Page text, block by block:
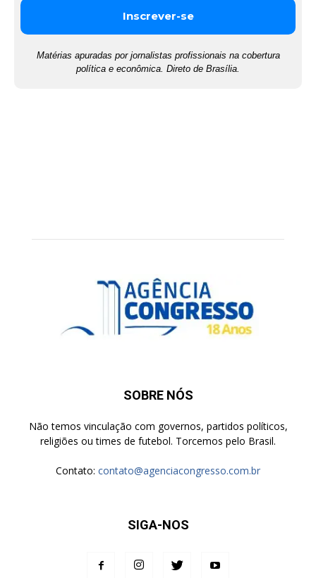
Matérias apuradas por jornalistas profissionais na cobertura
política e econômica. Direto de Brasília.
SOBRE NÓS
Não temos vinculação com governos, partidos políticos,
religiões ou times de futebol. Torcemos pelo Brasil.
Contato: contato@agenciacongresso.com.br
SIGA-NOS